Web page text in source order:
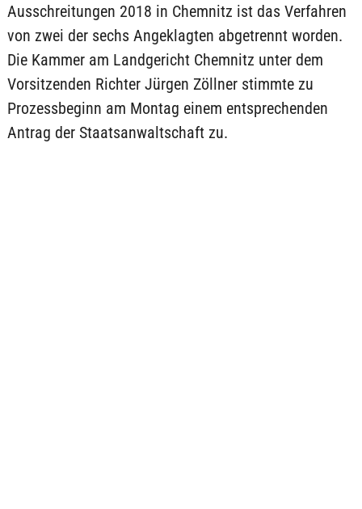
Ausschreitungen 2018 in Chemnitz ist das Verfahren
von zwei der sechs Angeklagten abgetrennt worden.
Die Kammer am Landgericht Chemnitz unter dem
Vorsitzenden Richter Jürgen Zöllner stimmte zu
Prozessbeginn am Montag einem entsprechenden
Antrag der Staatsanwaltschaft zu.